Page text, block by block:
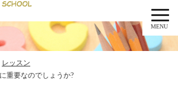
MENU
レッスン
重要なのでしょうか?